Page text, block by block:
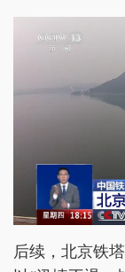
后续，北京铁